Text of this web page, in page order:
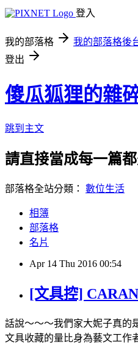
登入
我的部落格 我的部落格後
登出
傻瓜狐狸的雜
跳到主文
請直接當成每一篇
部落格全站分類： 數位生活
相簿
部落格
名片
Apr 14 Thu 2016 00:54
[文具控]
話說～～～我們家大妮子真的
文具收藏的量比身為藝文工作